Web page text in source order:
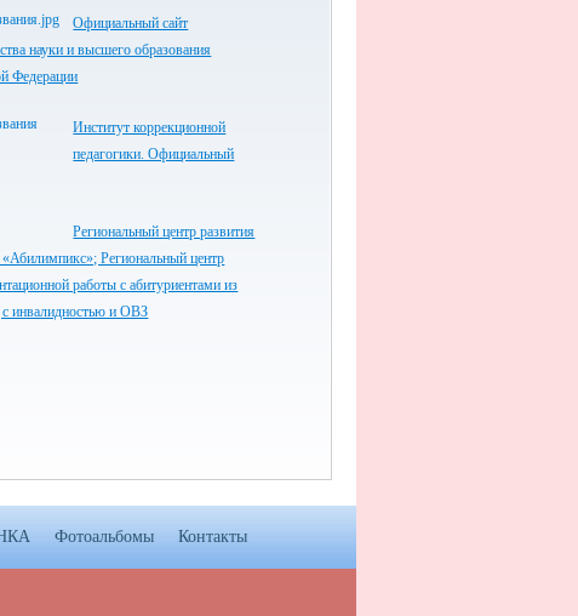
Официальный сайт
науки и высшего образования
Федерации
Институт коррекционной
педагогики. Официальный
Региональный центр развития
Региональный центр
работы с абитуриентами из
с инвалидностью и ОВЗ
Фотоальбомы Контакты